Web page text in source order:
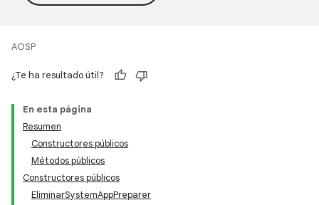
AOSP
¿Te ha resultado útil?
En esta página
Resumen
Constructores públicos
Métodos públicos
Constructores públicos
EliminarSystemAppPreparer